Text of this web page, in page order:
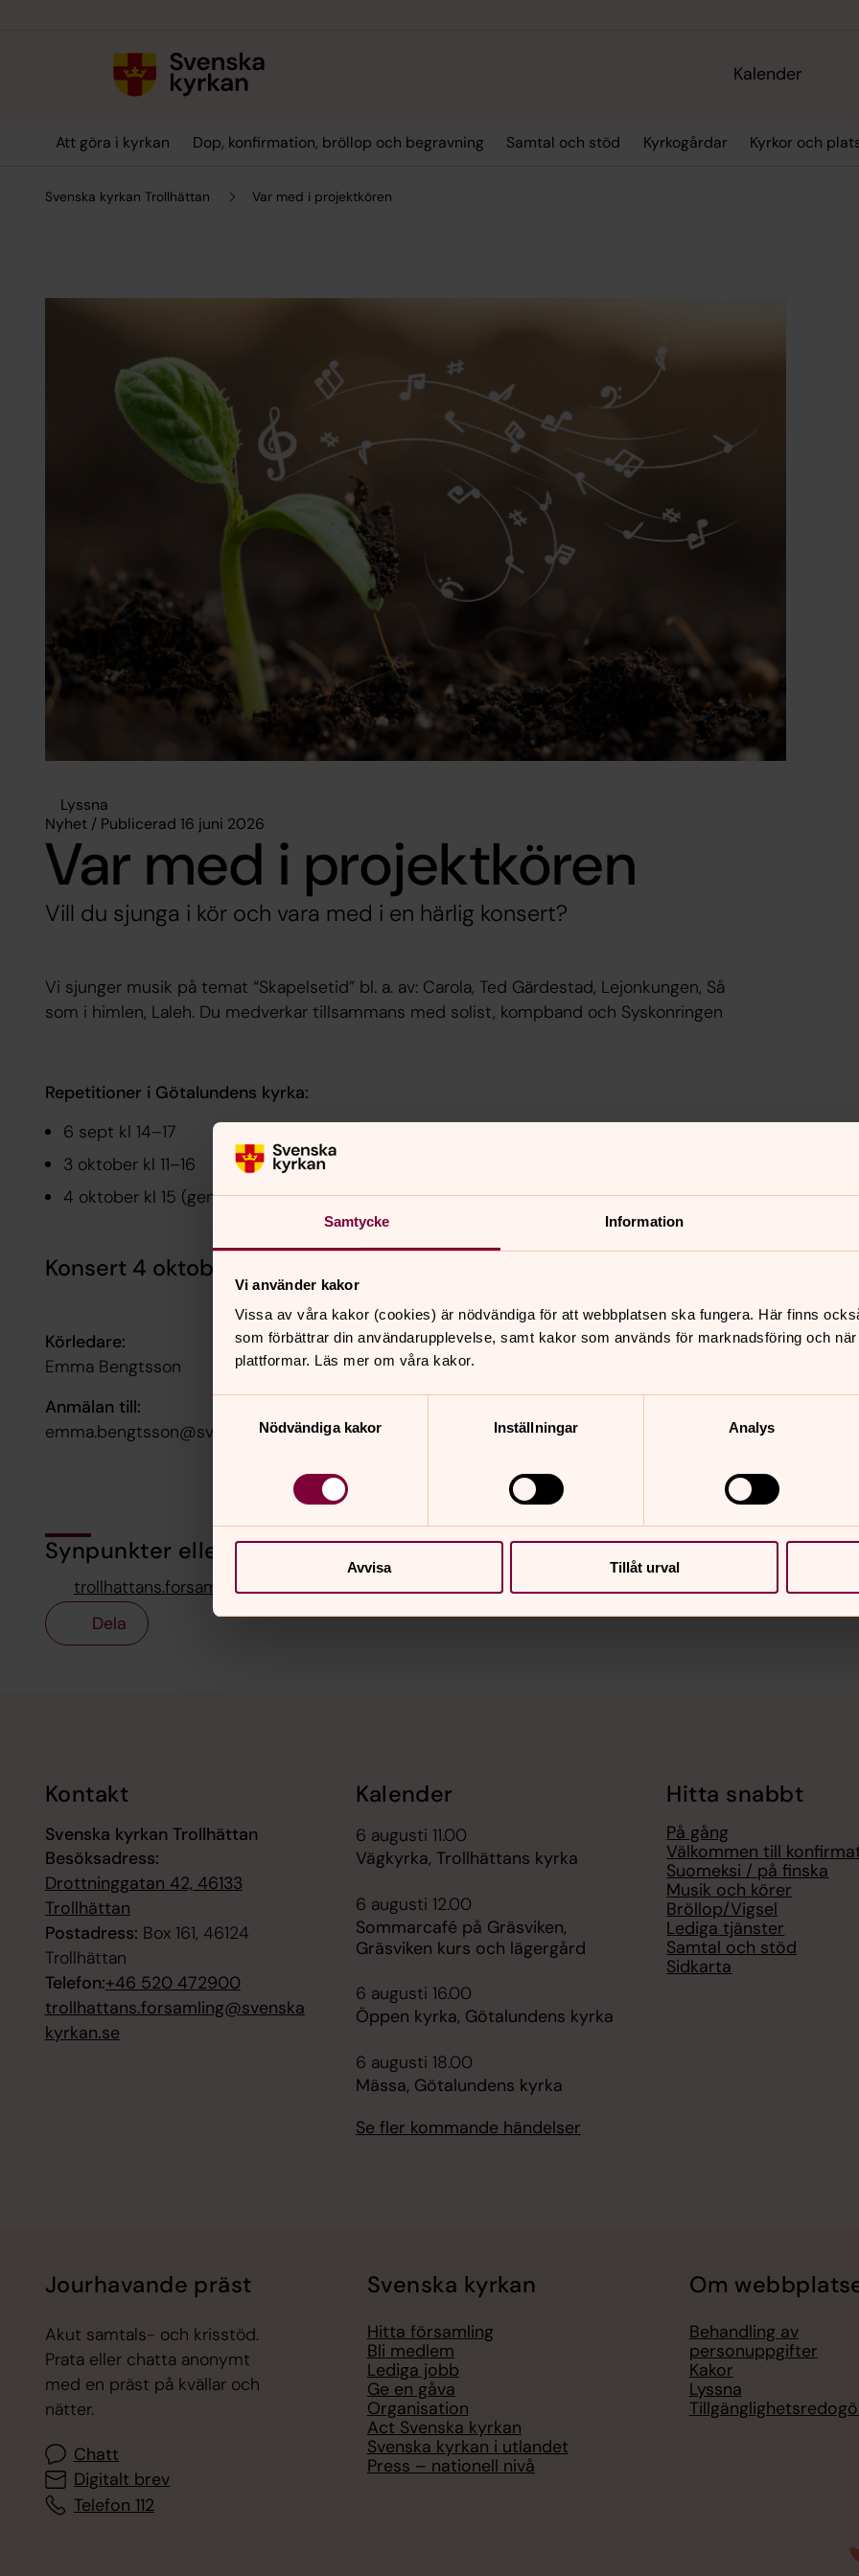
Samtycke Information
Vi använder kakor
Vissa av våra kakor (cookies) är nödvändiga för att webbplatsen ska fungera. Här finns
som förbättrar din användarupplevelse, samt kakor som används för marknadsföring och
plattformar. Läs mer om våra kakor.
Nödvändiga kakor
Inställningar Analys
Avvisa Tillåt urval
Kalender
Att göra i kyrkan Dop, konfirmation, bröllop och begravning Samtal och stöd Kyrkogårdar Kyrkor och
Svenska kyrkan Trollhättan Var med i projektkören
Lyssna
Nyhet / Publicerad 16 juni 2026
Var med i projektkören
Vill du sjunga i kör och vara med i en härlig konsert?
Vi sjunger musik på temat “Skapelsetid” bl. a. av: Carola, Ted Gärdestad, Lejonkungen, Så
som i himlen, Laleh. Du medverkar tillsammans med solist, kompband och Syskonringen
Repetitioner i Götalundens kyrka:
6 sept kl 14–17
3 oktober kl 11–16
4 oktober kl 15 (genrep)
Konsert 4 oktober kl 17
Körledare:
Emma Bengtsson
Anmälan till:
emma.bengtsson@svenskakyrkan.se
Synpunkter eller frågor på sidans innehåll?
trollhattans.forsamling@svenskakyrkan.se
Dela
Kontakt
Svenska kyrkan Trollhättan
Besöksadress:
Drottninggatan 42, 46133
Trollhättan
Postadress: Box 161, 46124
Trollhättan
Telefon:+46 520 472900
trollhattans.forsamling@svenska
kyrkan.se
Kalender
6 augusti 11.00
Vägkyrka, Trollhättans kyrka
6 augusti 12.00
Sommarcafé på Gräsviken,
Gräsviken kurs och lägergård
6 augusti 16.00
Öppen kyrka, Götalundens kyrka
6 augusti 18.00
Mässa, Götalundens kyrka
Se fler kommande händelser
Hitta snabbt
På gång
Välkommen till
Suomeksi / på finska
Musik och körer
Bröllop/Vigsel
Lediga tjänster
Samtal och stöd
Sidkarta
Jourhavande präst
Akut samtals- och krisstöd.
Prata eller chatta anonymt
med en präst på kvällar och
nätter.
Chatt
Digitalt brev
Telefon 112
Svenska kyrkan
Hitta församling
Bli medlem
Lediga jobb
Ge en gåva
Organisation
Act Svenska kyrkan
Svenska kyrkan i utlandet
Press – nationell nivå
Om
Behandling av
personuppgifter
Kakor
Lyssna